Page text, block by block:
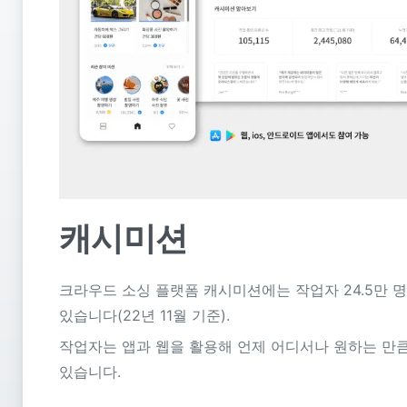
캐시미션
크라우드 소싱 플랫폼 캐시미션에는 작업자 24.5만
있습니다(22년 11월 기준).
작업자는 앱과 웹을 활용해 언제 어디서나 원하는 만
있습니다.